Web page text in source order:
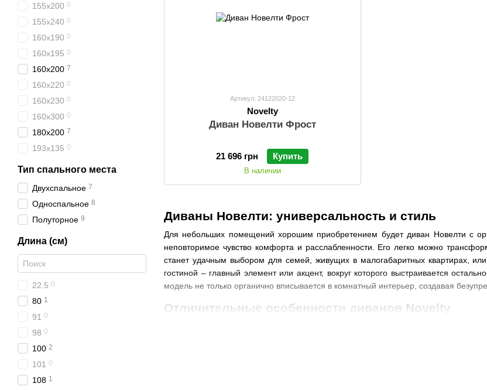
Диваны Новелти: универсальность и стиль
Для небольших помещений хорошим приобретением будет диван Новелти с
неповторимое чувство комфорта и расслабленности. Его легко можно
станет удачным выбором для семей, живущих в малогабаритных квартирах,
гостиной – главный элемент или акцент, вокруг которого выстраивается
модель не только органично вписывается в комнатный интерьер, создавая
Отличительные особенности диванов Novelty
Артикул: 24122020-12
Novelty
Диван Новелти Фрост
21 696 грн Купить
В наличии
155x200 0
155x240 0
160x190 0
160x195 0
160x200 7
160x220 0
160x230 0
160x300 0
180x200 7
193х135 0
Тип спального места
Двухспальное 7
Односпальное 8
Полуторное 9
Длина (см)
22.5 0
80 1
91 0
98 0
100 2
101 0
108 1